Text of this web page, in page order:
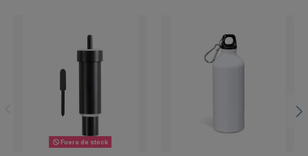
Fuera de stock